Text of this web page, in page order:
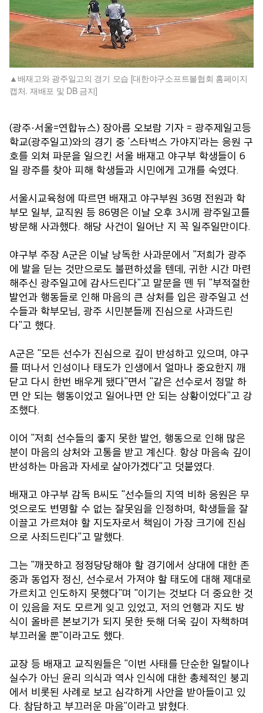
배재고와 광주일고의 경기 모습 [대한야구소프트볼협회 홈페이지
캡처. 재배포 및 DB 금지]
(광주·서울=연합뉴스) 장아름 오보람 기자 = 광주제일고등
학교(광주일고)와의 경기 중 '스타벅스 가야지'라는 응원 구
호를 외쳐 파문을 일으킨 서울 배재고 야구부 학생들이 6
일 광주를 찾아 피해 학생들과 시민에게 고개를 숙였다.
서울시교육청에 따르면 배재고 야구부원 36명 전원과 학
부모 일부, 교직원 등 86명은 이날 오후 3시께 광주일고를
방문해 사과했다. 해당 사건이 일어난 지 꼭 일주일만이다.
야구부 주장 A군은 이날 낭독한 사과문에서 "저희가 광주
에 발을 딛는 것만으로도 불편하셨을 텐데, 귀한 시간 마련
해주신 광주일고에 감사드린다"고 말문을 뗀 뒤 "부적절한
발언과 행동들로 인해 마음의 큰 상처를 입은 광주일고 선
수들과 학부모님, 광주 시민분들께 진심으로 사과드린
다"고 했다.
A군은 "모든 선수가 진심으로 깊이 반성하고 있으며, 야구
를 떠나서 인성이나 태도가 인생에서 얼마나 중요한지 깨
닫고 다시 한번 배우게 됐다"면서 "같은 선수로서 정말 하
면 안 되는 행동이었고 일어나면 안 되는 상황이었다"고 강
조했다.
이어 "저희 선수들의 좋지 못한 발언, 행동으로 인해 많은
분이 마음의 상처와 고통을 받고 계신다. 항상 마음속 깊이
반성하는 마음과 자세로 살아가겠다"고 덧붙였다.
배재고 야구부 감독 B씨도 "선수들의 지역 비하 응원은 무
엇으로도 변명할 수 없는 잘못임을 인정하며, 학생들을 잘
이끌고 가르쳐야 할 지도자로서 책임이 가장 크기에 진심
으로 사죄드린다"고 말했다.
그는 "깨끗하고 정정당당해야 할 경기에서 상대에 대한 존
중과 동업자 정신, 선수로서 가져야 할 태도에 대해 제대로
가르치고 인도하지 못했다"며 "이기는 것보다 더 중요한 것
이 있음을 저도 모르게 잊고 있었고, 저의 언행과 지도 방
식이 올바른 본보기가 되지 못한 듯해 더욱 깊이 자책하며
부끄러울 뿐"이라고도 했다.
교장 등 배재고 교직원들은 "이번 사태를 단순한 일탈이나
실수가 아닌 윤리 의식과 역사 인식에 대한 총체적인 붕괴
에서 비롯된 사례로 보고 심각하게 사안을 받아들이고 있
다. 참담하고 부끄러운 마음"이라고 밝혔다.